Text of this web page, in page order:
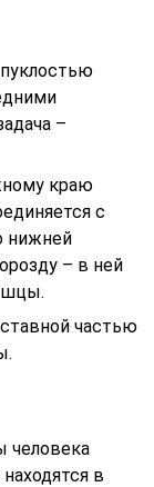
–
краю
с
нижней
– в ней
частью
человека
в